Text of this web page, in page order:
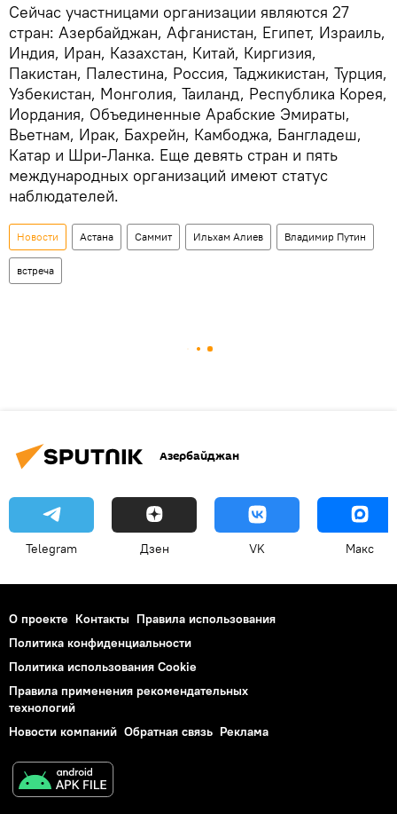
Сейчас участницами организации являются 27
стран: Азербайджан, Афганистан, Египет, Израиль,
Индия, Иран, Казахстан, Китай, Киргизия,
Пакистан, Палестина, Россия, Таджикистан, Турция,
Узбекистан, Монголия, Таиланд, Республика Корея,
Иордания, Объединенные Арабские Эмираты,
Вьетнам, Ирак, Бахрейн, Камбоджа, Бангладеш,
Катар и Шри-Ланка. Еще девять стран и пять
международных организаций имеют статус
наблюдателей.
Новости Астана Саммит Ильхам Алиев Владимир Путин
встреча
Азербайджан
Telegram Дзен VK Макс
О проекте Контакты Правила использования
Политика конфиденциальности
Политика использования Cookie
Правила применения рекомендательных
технологий
Новости компаний Обратная связь Реклама